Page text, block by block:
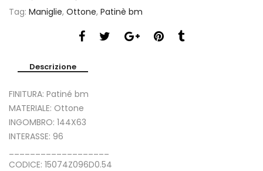
Tag: Maniglie, Ottone, Patinè bm
Descrizione
FINITURA: Patiné bm
MATERIALE: Ottone
INGOMBRO: 144X63
INTERASSE: 96
CODICE: 15074Z096D0.54